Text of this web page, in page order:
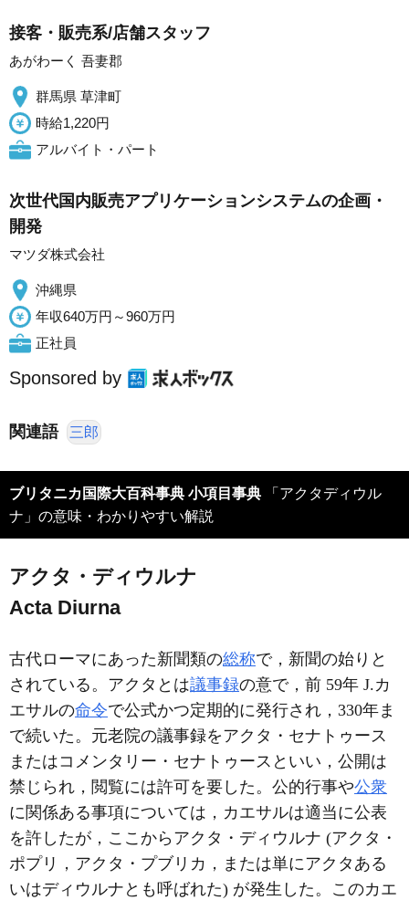
接客・販売系/店舗スタッフ
あがわーく 吾妻郡
群馬県 草津町
時給1,220円
アルバイト・パート
次世代国内販売アプリケーションシステムの企画・
開発
マツダ株式会社
沖縄県
年収640万円～960万円
正社員
Sponsored by
関連語 三郎
ブリタニカ国際大百科事典 小項目事典 「アクタディウル
ナ」の意味・わかりやすい解説
アクタ・ディウルナ
Acta Diurna
古代ローマにあった新聞類の総称で，新聞の始りと
されている。アクタとは議事録の意で，前 59年 J.カ
エサルの命令で公式かつ定期的に発行され，330年ま
で続いた。元老院の議事録をアクタ・セナトゥース
またはコメンタリー・セナトゥースといい，公開は
禁じられ，閲覧には許可を要した。公的行事や公衆
に関係ある事項については，カエサルは適当に公表
を許したが，ここからアクタ・ディウルナ (アクタ・
ポプリ，アクタ・プブリカ，または単にアクタある
いはディウルナとも呼ばれた) が発生した。このカエ